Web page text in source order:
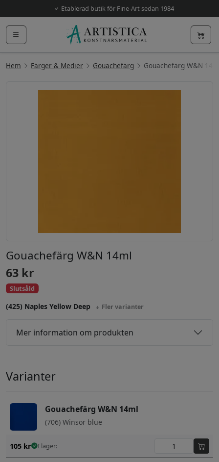
Etablerad butik för Fine-Art sedan 1984
Hem Färger & Medier Gouachefärg Gouachefärg W&N
Gouachefärg W&N 14ml
63 kr
Slutsåld
(425) Naples Yellow Deep Fler varianter
Mer information om produkten
Varianter
Gouachefärg W&N 14ml
(706) Winsor blue
105 kr I lager: